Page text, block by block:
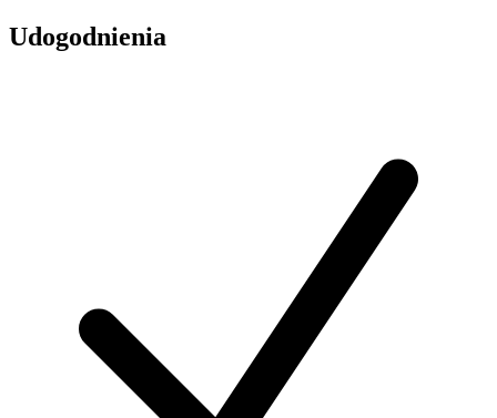
Udogodnienia